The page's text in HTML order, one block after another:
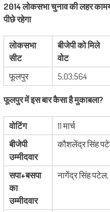
2014 लोकसभा चुनाव की लहर
पीछे रहेगा
लोकसभा
सीट
बीजेपी को मिले
वोट
फूलपुर
5,03,564
फूलपुर में इस बार कैसा है मुकाबला?
वोटिंग
11 मार्च
बीजेपी
उम्मीदवार
कौशलेंद्र सिंह
सपा+बसपा
का
उम्मीदवार
नागेंद्र सिंह